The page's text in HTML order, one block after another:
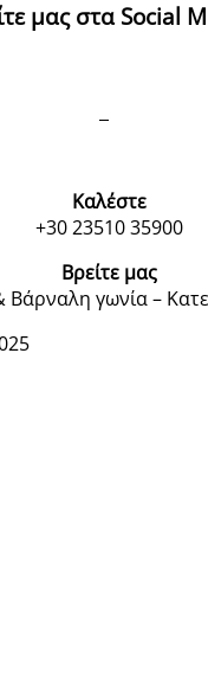
μας στα Social
Καλέστε
+30 23510 35900
Βρείτε μας
Βάρναλη γωνία –